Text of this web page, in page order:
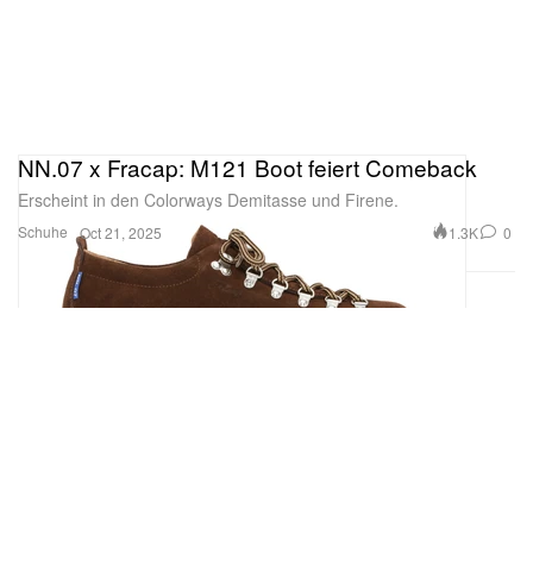
Schuhe
NN.07 x Fracap: M121 Boot feiert Comeback
Erscheint in den Colorways Demitasse und Firene.
Oct 21, 2025 1.3K 0